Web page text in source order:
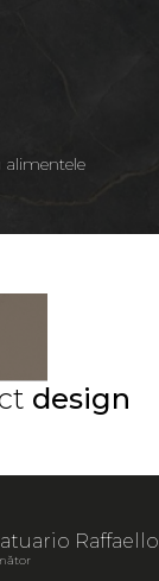
alimentele
design
Raffaello